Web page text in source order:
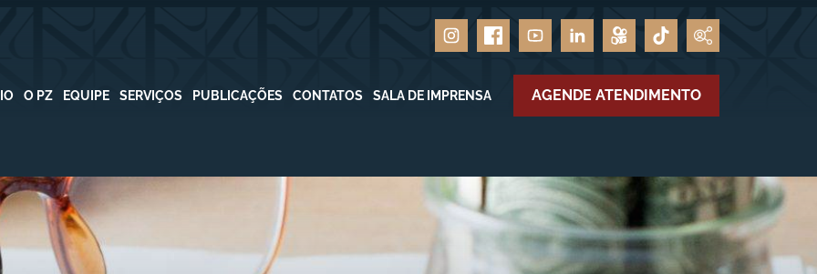
O PZ EQUIPE SERVIÇOS PUBLICAÇÕES CONTATOS SALA DE IMPRENSA AGENDE ATENDIMENTO